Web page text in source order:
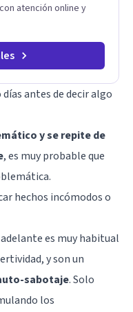
atención online y
antes de decir algo
y se repite de
, es muy probable que
hechos incómodos o
es muy habitual
y son un
sabotaje. Solo
los